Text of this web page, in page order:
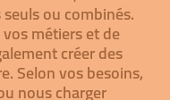
ou combinés.
métiers et de
créer des
Selon vos besoins,
nous charger
Extension
de
garantie